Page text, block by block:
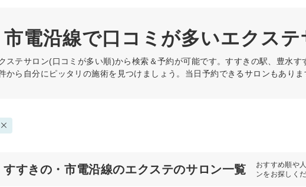
電沿線で口コミが多いエクス
ステサロン(口コミが多い順)から検索＆予約が可能です。すすきの駅、豊水
から自分にピッタリの施術を見つけましょう。当日予約できるサロンもありま
すすきの・市電沿線のエクステのサロン一覧
おすすめ順や
ンをお探しくだ